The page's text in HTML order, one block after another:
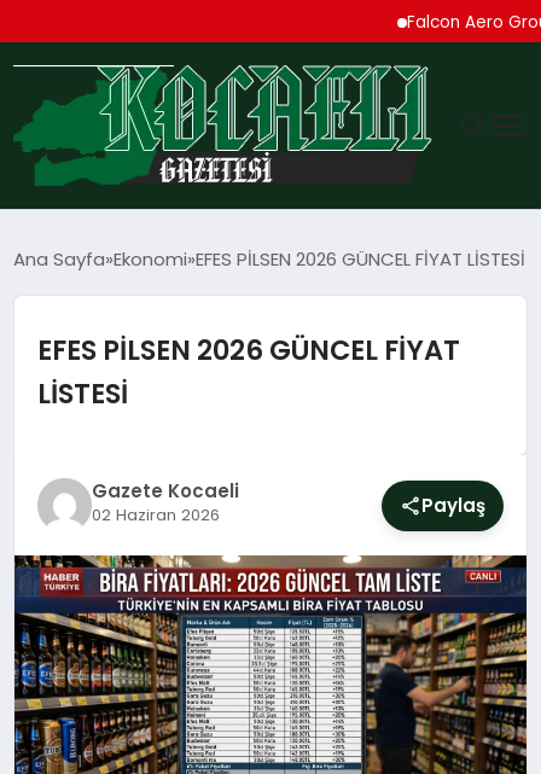
Falcon Aero Group,
TEKNOLOJI
EKONOMI
MAGAZIN
SIYASET
YAŞAM
DÜNYA
SAĞLIK
Ana Sayfa Ekonomi EFES PİLSEN 2026 GÜNCEL FİYAT LİSTESİ
EFES PİLSEN 2026 GÜNCEL FİYAT
LİSTESİ
Gazete Kocaeli
02 Haziran 2026 Paylaş